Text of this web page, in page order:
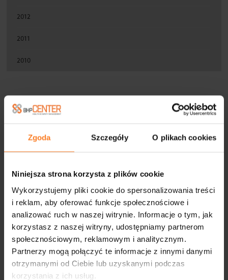
Zgoda Szczegóły O plikach cookies
Niniejsza strona korzysta z plików cookie
Wykorzystujemy pliki cookie do spersonalizowania treści
i reklam, aby oferować funkcje społecznościowe i
analizować ruch w naszej witrynie. Informacje o tym, jak
korzystasz z naszej witryny, udostępniamy partnerom
społecznościowym, reklamowym i analitycznym.
Partnerzy mogą połączyć te informacje z innymi danymi
otrzymanymi od Ciebie lub uzyskanymi podczas
korzystania z ich usług.
2012
2011
2010
FIRMY WSPÓŁPRACUJĄCE